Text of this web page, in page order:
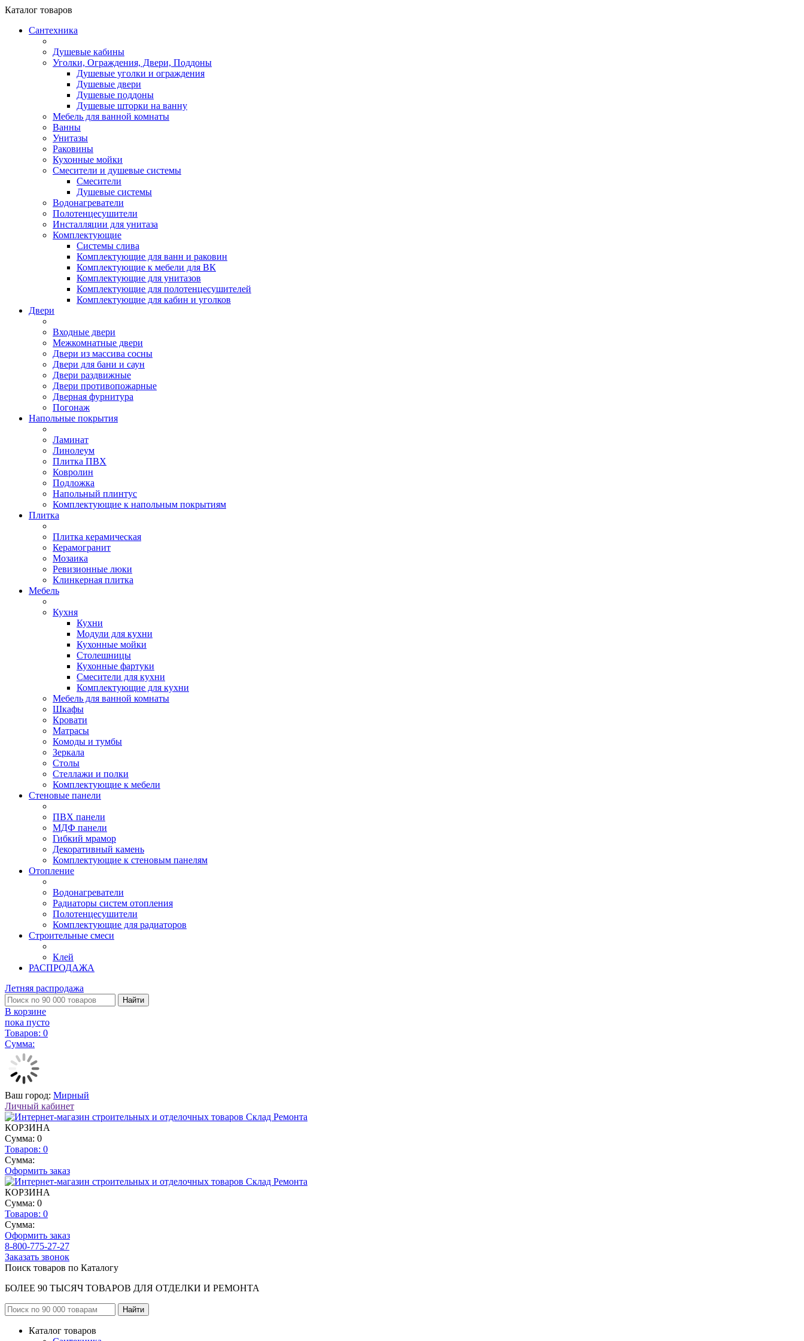
Каталог товаров
Сантехника
Душевые кабины
Уголки, Ограждения, Двери, Поддоны
Душевые уголки и ограждения
Душевые двери
Душевые поддоны
Душевые шторки на ванну
Мебель для ванной комнаты
Ванны
Унитазы
Раковины
Кухонные мойки
Смесители и душевые системы
Смесители
Душевые системы
Водонагреватели
Полотенцесушители
Инсталляции для унитаза
Комплектующие
Системы слива
Комплектующие для ванн и раковин
Комплектующие к мебели для ВК
Комплектующие для унитазов
Комплектующие для полотенцесушителей
Комплектующие для кабин и уголков
Двери
Входные двери
Межкомнатные двери
Двери из массива сосны
Двери для бани и саун
Двери раздвижные
Двери противопожарные
Дверная фурнитура
Погонаж
Напольные покрытия
Ламинат
Линолеум
Плитка ПВХ
Ковролин
Подложка
Напольный плинтус
Комплектующие к напольным покрытиям
Плитка
Плитка керамическая
Керамогранит
Мозаика
Ревизионные люки
Клинкерная плитка
Мебель
Кухня
Кухни
Модули для кухни
Кухонные мойки
Столешницы
Кухонные фартуки
Смесители для кухни
Комплектующие для кухни
Мебель для ванной комнаты
Шкафы
Кровати
Матрасы
Комоды и тумбы
Зеркала
Столы
Стеллажи и полки
Комплектующие к мебели
Стеновые панели
ПВХ панели
МДФ панели
Гибкий мрамор
Декоративный камень
Комплектующие к стеновым панелям
Отопление
Водонагреватели
Радиаторы систем отопления
Полотенцесушители
Комплектующие для радиаторов
Строительные смеси
Клей
РАСПРОДАЖА
Летняя распродажа
Найти
В корзине
пока пусто
Товаров: 0
Сумма:
Ваш город: Мирный
Личный кабинет
КОРЗИНА
Сумма: 0
Товаров: 0
Сумма:
Оформить заказ
КОРЗИНА
Сумма: 0
Товаров: 0
Сумма:
Оформить заказ
8-800-775-27-27
Заказать звонок
Поиск товаров по Каталогу
БОЛЕЕ 90 ТЫСЯЧ ТОВАРОВ ДЛЯ ОТДЕЛКИ И РЕМОНТА
Каталог товаров